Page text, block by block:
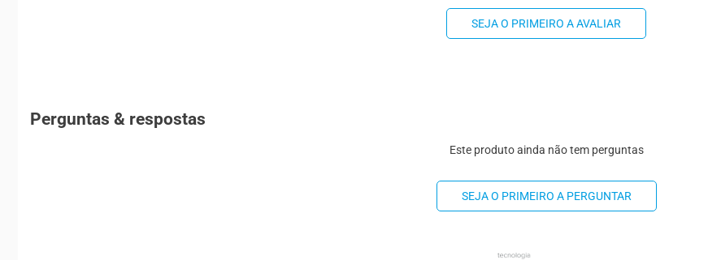
SEJA O PRIMEIRO A AVALIAR
Perguntas & respostas
Este produto ainda não tem perguntas
SEJA O PRIMEIRO A PERGUNTAR